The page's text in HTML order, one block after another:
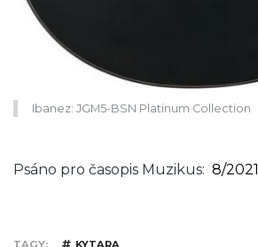
Ibanez: JGM5-BSN Platinum Collection
Psáno pro časopis Muzikus 8/2021
TAGY KYTARA